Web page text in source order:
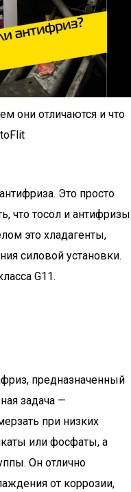
они отличаются и что
Это просто
что тосол и антифризы
это хладагенты,
силовой установки.
G11.
предназначенный
задача —
при низких
или фосфаты, а
Он отлично
от коррозии,